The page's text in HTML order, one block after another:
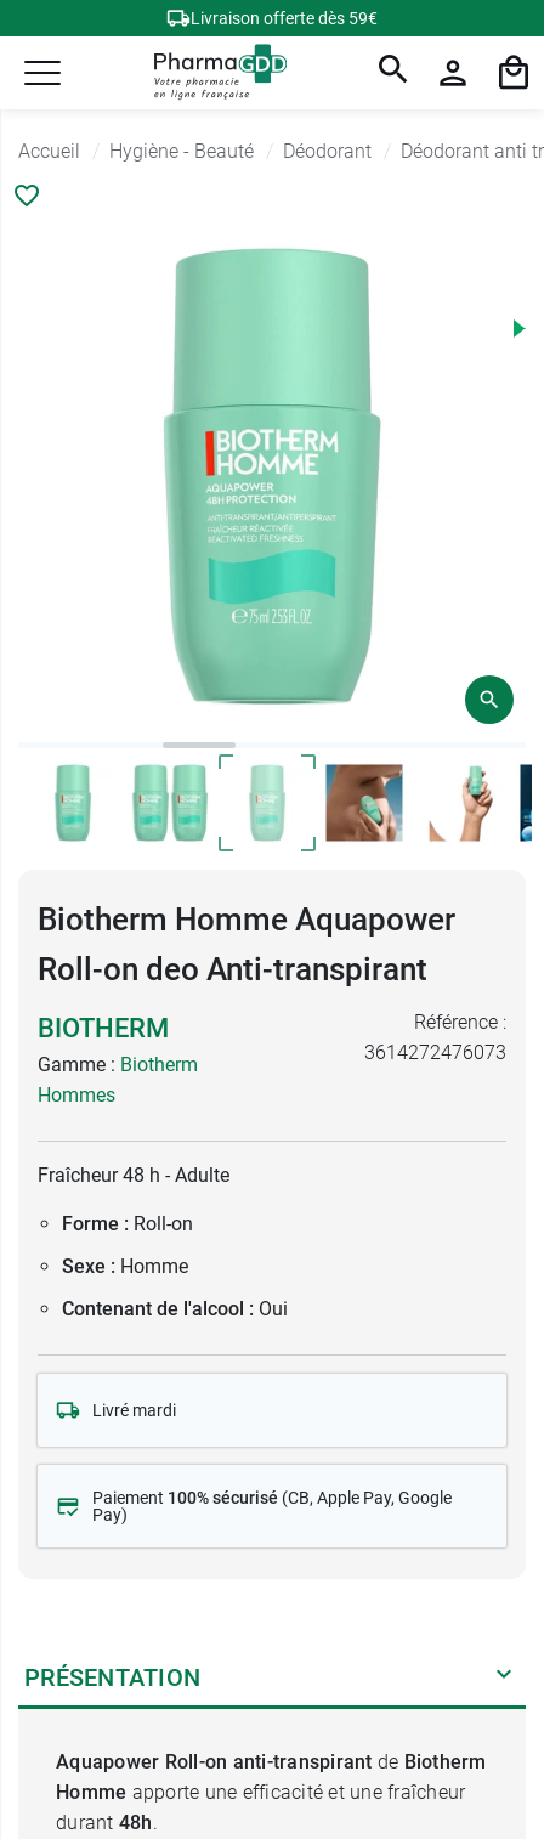
Livraison offerte dès 59€
Accueil Hygiène - Beauté Déodorant Déodorant anti
Biotherm Homme Aquapower
Roll-on deo Anti-transpirant
BIOTHERM
Gamme : Biotherm
Hommes
Référence :
3614272476073
Fraîcheur 48 h - Adulte
Forme : Roll-on
Sexe : Homme
Contenant de l'alcool : Oui
Livré mardi
Paiement 100% sécurisé (CB, Apple Pay, Google
Pay)
PRÉSENTATION
Aquapower Roll-on anti-transpirant de Biotherm
Homme apporte une efficacité et une fraîcheur
durant 48h.